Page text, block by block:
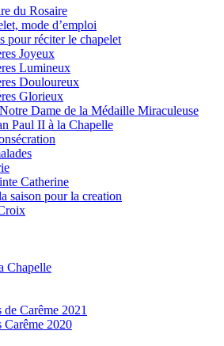
du Rosaire
mode d’emploi
pour réciter le chapelet
Joyeux
Lumineux
Douloureux
Glorieux
Dame de la Médaille Miraculeuse
Paul II à la Chapelle
Catherine
saison pour la creation
Chapelle
de Carême 2021
Carême 2020